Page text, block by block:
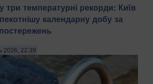
три температурні рекорди: Київ
календарну добу за
2026, 22:39